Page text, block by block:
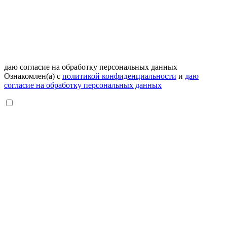
даю согласие на обработку персональных данных
Ознакомлен(а) с политикой конфиденциальности и даю
согласие на обработку персональных данных